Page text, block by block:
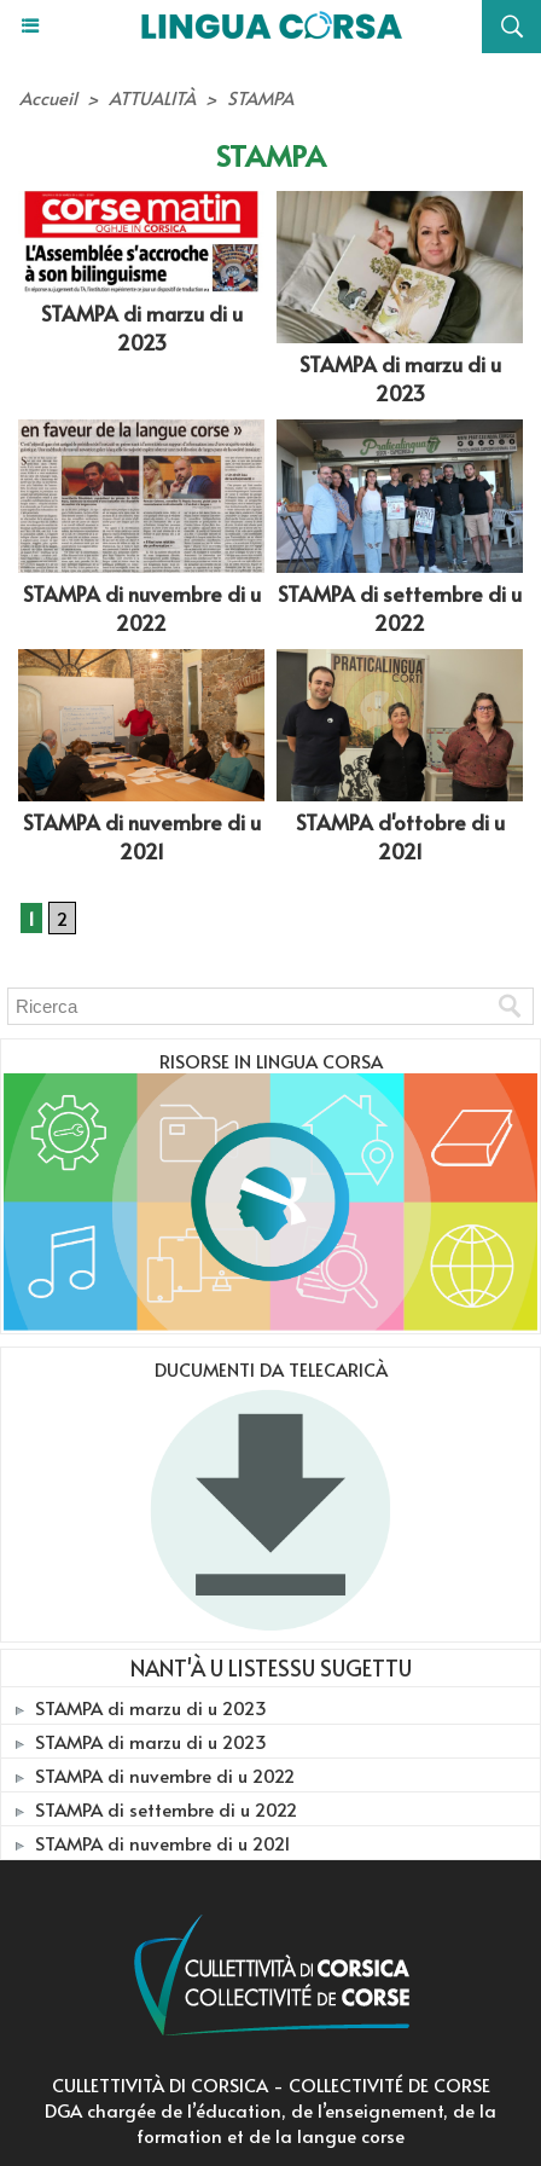
Accueil > ATTUALITÀ > STAMPA
STAMPA
STAMPA di marzu di u
2023
STAMPA di marzu di u
2023
STAMPA di nuvembre di u
2022
STAMPA di settembre di u
2022
STAMPA di nuvembre di u
2021
STAMPA d'ottobre di u
2021
1 2
RISORSE IN LINGUA CORSA
DUCUMENTI DA TELECARICÀ
NANT'À U LISTESSU SUGETTU
STAMPA di marzu di u 2023
STAMPA di marzu di u 2023
STAMPA di nuvembre di u 2022
STAMPA di settembre di u 2022
STAMPA di nuvembre di u 2021
CULLETTIVITÀ DI CORSICA - COLLECTIVITÉ DE CORSE
DGA chargée de l’éducation, de l’enseignement, de la
formation et de la langue corse